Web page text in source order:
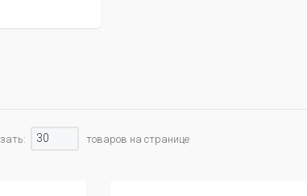
30 товаров на странице